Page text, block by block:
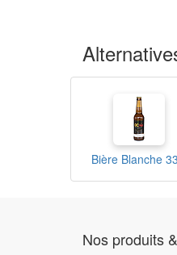
Bière Blanche
Nos produits